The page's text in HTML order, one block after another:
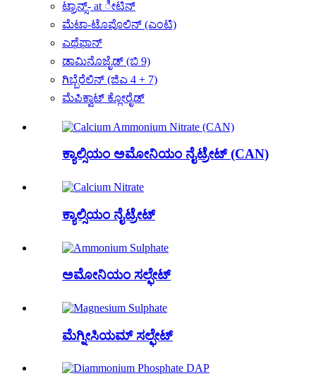
ಟ್ರಾನ್ಸ್- at ೀಟಿನ್
ಮೆಟಾ-ಟೊಪೊಲಿನ್ (ಎಂಟಿ)
ಎಥೆಫಾನ್
ಡಾಮಿನೊಜೈಡ್ (ಬಿ 9)
ಗಿಬ್ಬೆರೆಲಿನ್ (ಜಿಎ 4 + 7)
ಮೆಪಿಕ್ವಾಟ್ ಕ್ಲೋರೈಡ್
ಕ್ಯಾಲ್ಸಿಯಂ ಅಮೋನಿಯಂ ನೈಟ್ರೇಟ್ (CAN)
ಕ್ಯಾಲ್ಸಿಯಂ ನೈಟ್ರೇಟ್
ಅಮೋನಿಯಂ ಸಲ್ಫೇಟ್
ಮೆಗ್ನೀಸಿಯಮ್ ಸಲ್ಫೇಟ್